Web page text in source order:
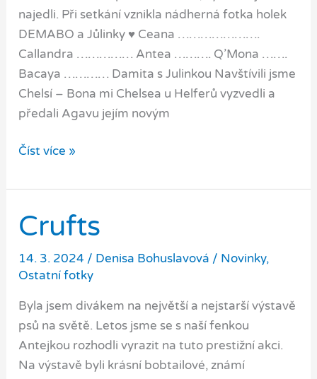
najedli. Při setkání vznikla nádherná fotka holek
DEMABO a Jůlinky ♥️ Ceana ………………….
Callandra …………… Antea ………. Q’Mona …….
Bacaya ………… Damita s Julinkou Navštívili jsme
Chelsí – Bona mi Chelsea u Helferů vyzvedli a
předali Agavu jejím novým
♥️
Holky
Číst více »
Crufts
14. 3. 2024 / Denisa Bohuslavová / Novinky,
Ostatní fotky
Byla jsem divákem na největší a nejstarší výstavě
psů na světě. Letos jsme se s naší fenkou
Antejkou rozhodli vyrazit na tuto prestižní akci.
Na výstavě byli krásní bobtailové, známí